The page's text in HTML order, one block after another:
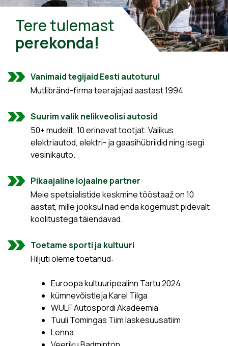
Tere tulemast
perekonda!
Vanimaid tegijaid Eesti autoturul
Mutlibränd-firma teerajajad aastast 1994
Suurim valik nelikveolisi autosid
50+ mudelit, 10 erinevat tootjat. Valikus
elektriautod, elektri- ja gaasihübriidid ning isegi
vesinikauto.
Pikaajaline lojaalne partner
Meie spetsialistide keskmine tööstaaž on 10
aastat, mille jooksul nad enda kogemust pidevalt
koolitustega täiendavad.
Toetame sporti ja kultuuri
Hiljuti oleme toetanud:
Euroopa kultuuripealinn Tartu 2024
kümnevõistleja Karel Tilga
WULF Autospordi Akadeemia
Tuuli Tomingas Tiim laskesuusatiim
Lenna